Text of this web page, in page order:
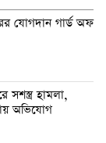
যোগদান গার্ড অফ
সশস্ত্র হামলা,
অভিযোগ